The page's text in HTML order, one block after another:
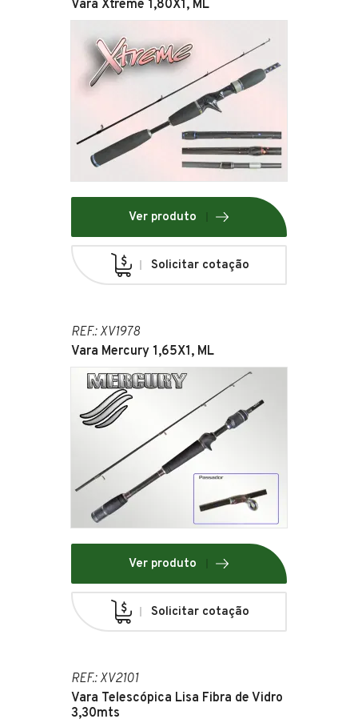
Vara Xtreme 1,80X1, ML
Ver produto
Solicitar cotação
REF.: XV1978
Vara Mercury 1,65X1, ML
Ver produto
Solicitar cotação
REF.: XV2101
Vara Telescópica Lisa Fibra de Vidro
3,30mts